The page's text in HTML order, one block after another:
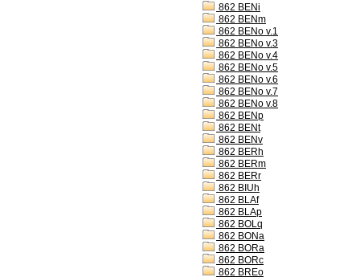
862 BENi
862 BENm
862 BENo v.1
862 BENo v.3
862 BENo v.4
862 BENo v.5
862 BENo v.6
862 BENo v.7
862 BENo v.8
862 BENp
862 BENt
862 BENv
862 BERh
862 BERm
862 BERr
862 BIUh
862 BLAf
862 BLAp
862 BOLq
862 BONa
862 BORa
862 BORc
862 BREo